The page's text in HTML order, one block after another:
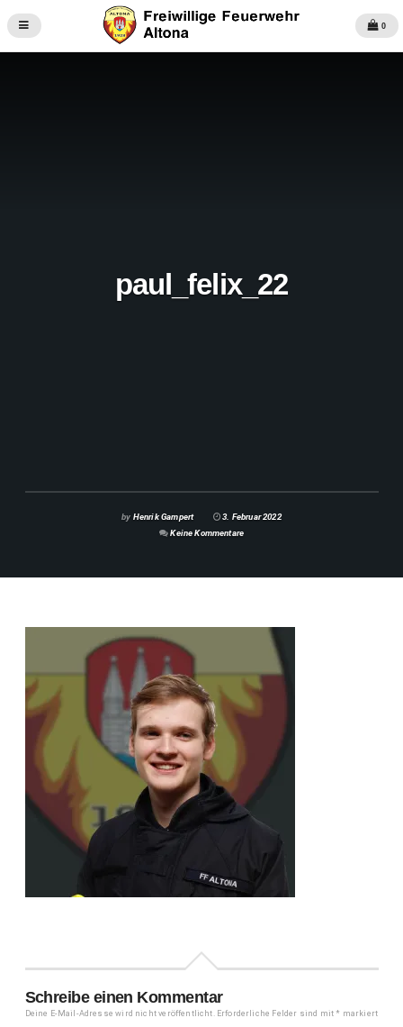
0
paul_felix_22
by Henrik Gampert
3. Februar 2022
Keine Kommentare
Schreibe einen Kommentar
Deine E-Mail-Adresse wird nicht veröffentlicht. Erforderliche Felder sind mit* markiert